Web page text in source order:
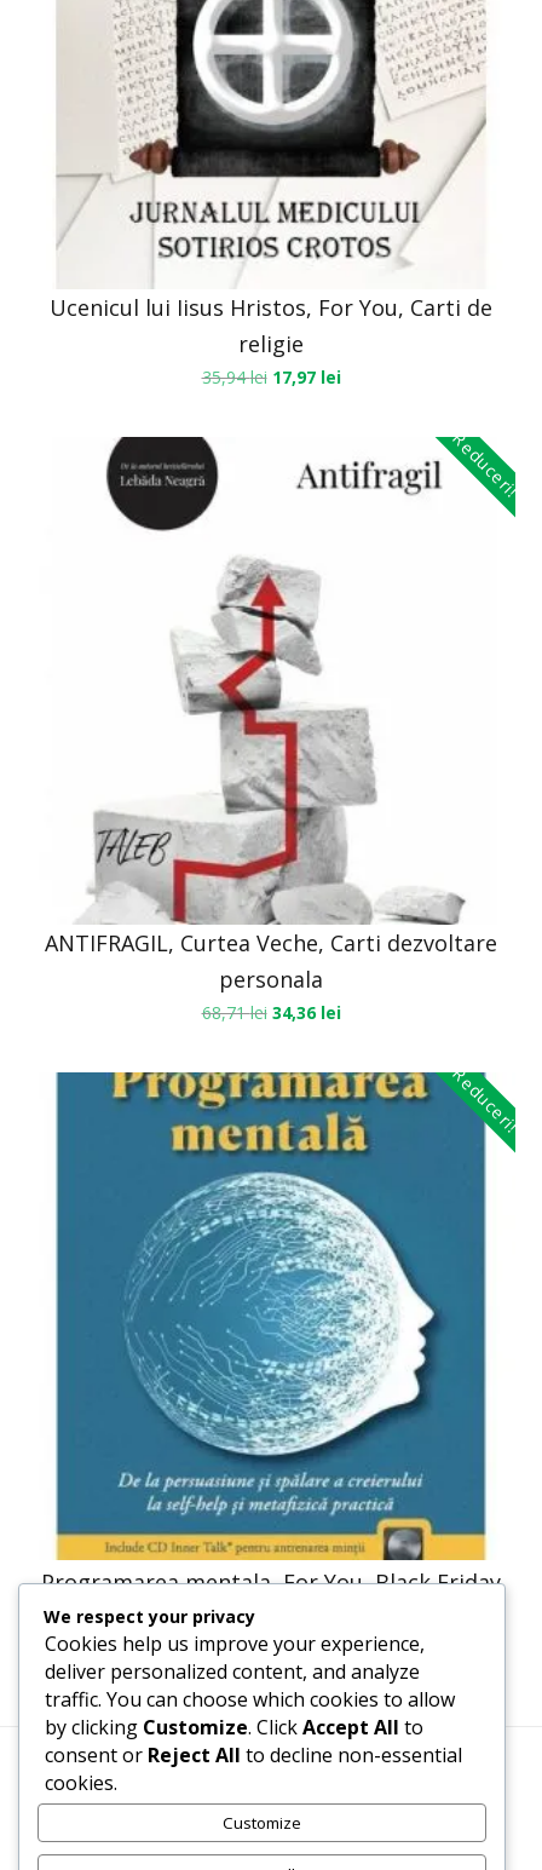
Ucenicul lui Iisus Hristos, For You, Carti de
religie
35,94lei 17,97 lei
Reduceri!
ANTIFRAGIL, Curtea Veche, Carti dezvoltare
personala
68,71lei 34,36 lei
Reduceri!
Programarea mentala, For You, Black Friday
41,23lei
Termeni, Condiții & Protecția Datelor (GDPR)
We respect your privacy
Cookies help us improve your experience,
deliver personalized content, and analyze
traffic. You can choose which cookies to allow
by clicking Customize. ClickAccept All to
consent or Reject All to decline non-essential
cookies.
Customize